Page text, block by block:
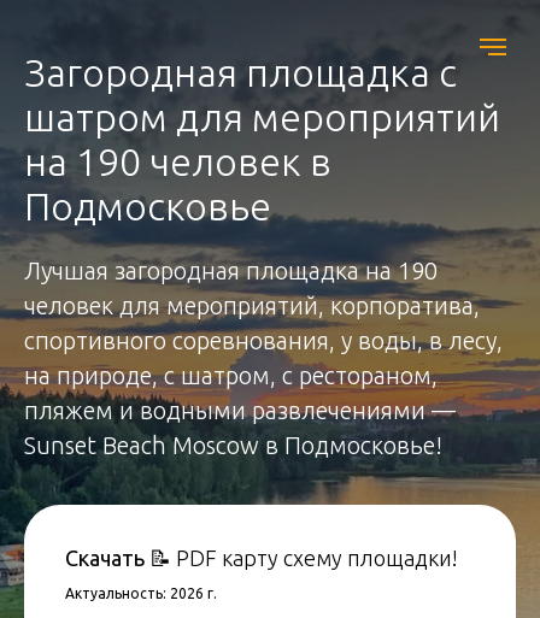
Загородная площадка с
шатром для мероприятий
на 190 человек в
Подмосковье
Лучшая загородная площадка на 190
человек для мероприятий, корпоратива,
спортивного соревнования, у воды, в лесу,
на природе, с шатром, с рестораном,
пляжем и водными развлечениями —
Sunset Beach Moscow в Подмосковье!
Скачать 📝 PDF карту схему площадки!
Актуальность: 2026 г.